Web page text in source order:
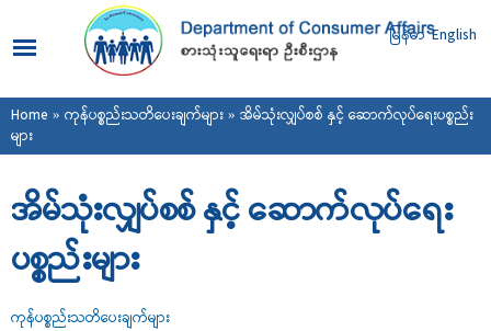
main
content
မြန်မာ English
You are here
Home » ကုန်ပစ္စည်းသတိပေးချက်များ» အိမ်သုံးလျှပ်စစ် နှင့် ဆောက်လုပ်ရေးပစ္စည်း
များ
အိမ်သုံးလျှပ်စစ် နှင့် ဆောက်လုပ်ရေး
ပစ္စည်းများ
ကုန်ပစ္စည်းသတိပေးချက်များ